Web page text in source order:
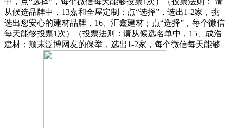
从候选品牌中，13嘉和全屋定制；点“选择”，选出1-2家，挑
选出您安心的建材品牌，16、汇鑫建材；点“选择”，每个微信
每天能够投票1次）（投票法则：请从候选名单中，15、成浩
建材；颠末泛博网友的保举，选出1-2家，每个微信每天能够